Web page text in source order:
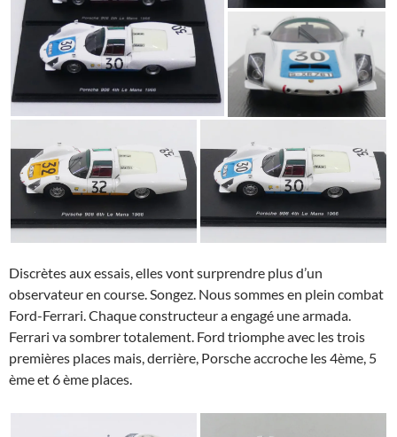
Discrètes aux essais, elles vont surprendre plus d’un
observateur en course. Songez. Nous sommes en plein combat
Ford-Ferrari. Chaque constructeur a engagé une armada.
Ferrari va sombrer totalement. Ford triomphe avec les trois
premières places mais, derrière, Porsche accroche les 4ème, 5
ème et 6 ème places.